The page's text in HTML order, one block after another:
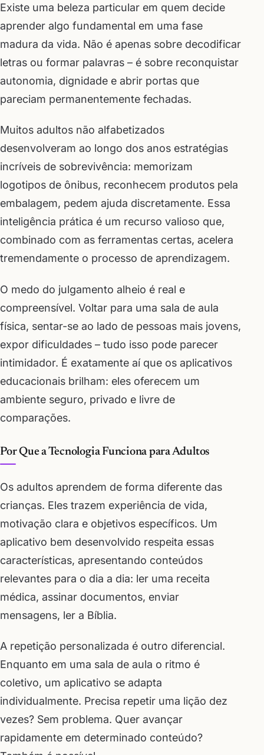
Existe uma beleza particular em quem decide
aprender algo fundamental em uma fase
madura da vida. Não é apenas sobre decodificar
letras ou formar palavras – é sobre reconquistar
autonomia, dignidade e abrir portas que
pareciam permanentemente fechadas.
Muitos adultos não alfabetizados
desenvolveram ao longo dos anos estratégias
incríveis de sobrevivência: memorizam
logotipos de ônibus, reconhecem produtos pela
embalagem, pedem ajuda discretamente. Essa
inteligência prática é um recurso valioso que,
combinado com as ferramentas certas, acelera
tremendamente o processo de aprendizagem.
O medo do julgamento alheio é real e
compreensível. Voltar para uma sala de aula
física, sentar-se ao lado de pessoas mais jovens,
expor dificuldades – tudo isso pode parecer
intimidador. É exatamente aí que os aplicativos
educacionais brilham: eles oferecem um
ambiente seguro, privado e livre de
comparações.
Por Que a Tecnologia Funciona para Adultos
Os adultos aprendem de forma diferente das
crianças. Eles trazem experiência de vida,
motivação clara e objetivos específicos. Um
aplicativo bem desenvolvido respeita essas
características, apresentando conteúdos
relevantes para o dia a dia: ler uma receita
médica, assinar documentos, enviar
mensagens, ler a Bíblia.
A repetição personalizada é outro diferencial.
Enquanto em uma sala de aula o ritmo é
coletivo, um aplicativo se adapta
individualmente. Precisa repetir uma lição dez
vezes? Sem problema. Quer avançar
rapidamente em determinado conteúdo?